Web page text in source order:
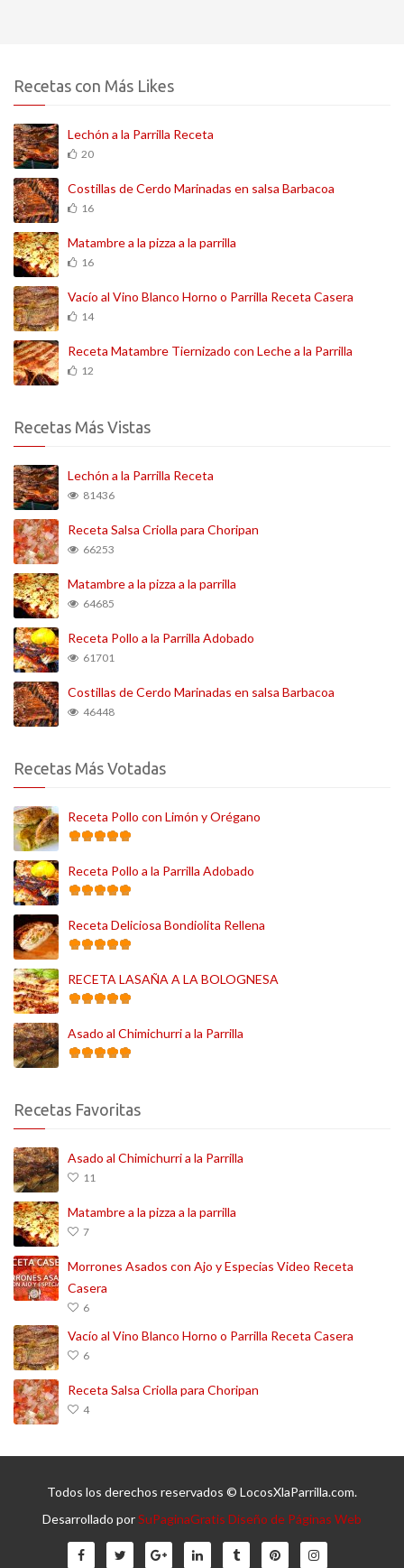
Recetas con Más Likes
Lechón a la Parrilla Receta
20
Costillas de Cerdo Marinadas en salsa Barbacoa
16
Matambre a la pizza a la parrilla
16
Vacío al Vino Blanco Horno o Parrilla Receta Casera
14
Receta Matambre Tiernizado con Leche a la Parrilla
12
Recetas Más Vistas
Lechón a la Parrilla Receta
81436
Receta Salsa Criolla para Choripan
66253
Matambre a la pizza a la parrilla
64685
Receta Pollo a la Parrilla Adobado
61701
Costillas de Cerdo Marinadas en salsa Barbacoa
46448
Recetas Más Votadas
Receta Pollo con Limón y Orégano
Receta Pollo a la Parrilla Adobado
Receta Deliciosa Bondiolita Rellena
RECETA LASAÑA A LA BOLOGNESA
Asado al Chimichurri a la Parrilla
Recetas Favoritas
Asado al Chimichurri a la Parrilla
11
Matambre a la pizza a la parrilla
7
Morrones Asados con Ajo y Especias Video Receta
Casera
6
Vacío al Vino Blanco Horno o Parrilla Receta Casera
6
Receta Salsa Criolla para Choripan
4
Todos los derechos reservados © LocosXlaParrilla.com.
Desarrollado porSuPaginaGratis Diseño de Páginas Web